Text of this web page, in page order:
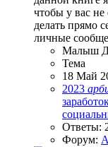
чтобы у вас не
делать прямо
личные
Малыш
Тема
18 Май
2023
Ответы:
Форум: